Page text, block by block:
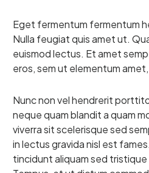
Eget fermentum fermentum
Nulla feugiat quis amet ut.
euismod lectus. Et amet
eros, sem ut elementum
Nunc non vel hendrerit
neque quam blandit a quam
viverra sit scelerisque sed
in lectus gravida nisl est
tincidunt aliquam sed tristique